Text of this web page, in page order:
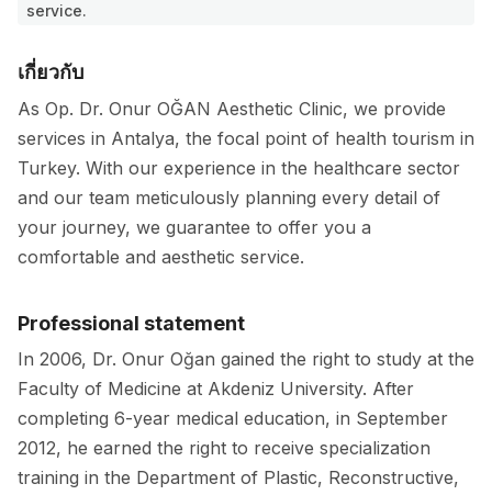
service.
เกี่ยวกับ
As Op. Dr. Onur OĞAN Aesthetic Clinic, we provide
services in Antalya, the focal point of health tourism in
Turkey. With our experience in the healthcare sector
and our team meticulously planning every detail of
your journey, we guarantee to offer you a
comfortable and aesthetic service.
Professional statement
In 2006, Dr. Onur Oğan gained the right to study at the
Faculty of Medicine at Akdeniz University. After
completing 6-year medical education, in September
2012, he earned the right to receive specialization
training in the Department of Plastic, Reconstructive,